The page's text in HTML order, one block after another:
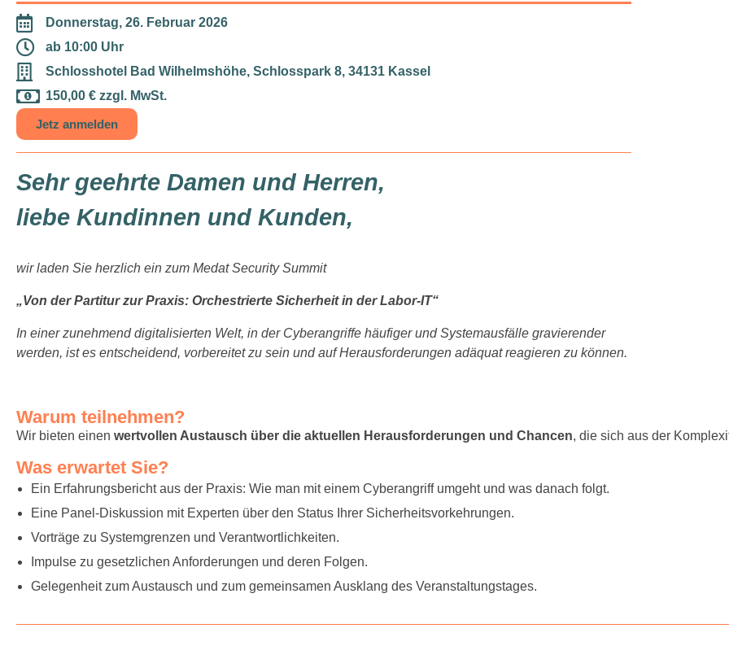
Donnerstag, 26. Februar 2026
ab 10:00 Uhr
Schlosshotel Bad Wilhelmshöhe, Schlosspark 8, 34131 Kassel
150,00 € zzgl. MwSt.
Jetz anmelden
Sehr geehrte Damen und Herren,
liebe Kundinnen und Kunden,
wir laden Sie herzlich ein zum Medat Security Summit
„Von der Partitur zur Praxis: Orchestrierte Sicherheit in der Labor-IT“
In einer zunehmend digitalisierten Welt, in der Cyberangriffe häufiger und Systemausfälle gravierender
werden, ist es entscheidend, vorbereitet zu sein und auf Herausforderungen adäquat reagieren zu können.
Warum teilnehmen?
Wir bieten einen wertvollen Austausch über die aktuellen Herausforderungen und Chancen, die sich aus der
Was erwartet Sie?
Ein Erfahrungsbericht aus der Praxis: Wie man mit einem Cyberangriff umgeht und was danach folgt.
Eine Panel-Diskussion mit Experten über den Status Ihrer Sicherheitsvorkehrungen.
Vorträge zu Systemgrenzen und Verantwortlichkeiten.
Impulse zu gesetzlichen Anforderungen und deren Folgen.
Gelegenheit zum Austausch und zum gemeinsamen Ausklang des Veranstaltungstages.